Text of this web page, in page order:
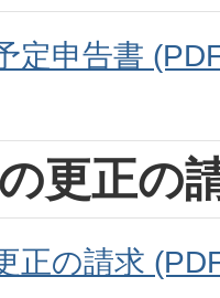
定申告書
更正の
正の請求